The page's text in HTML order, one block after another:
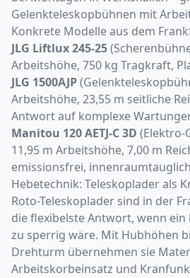
Gelenkteleskopbühnen mit
Konkrete Modelle aus dem
JLG Liftlux 245-25
Arbeitshöhe, 750 kg Tragkraft,
JLG 1500AJP
Arbeitshöhe, 23,55 m seitliche
Antwort auf komplexe
Manitou 120 AETJ-C 3D (Elektro-
11,95 m Arbeitshöhe, 7,00 m
emissionsfrei,
Hebetechnik: Teleskoplader als
Roto-Teleskoplader sind in der
die flexibelste Antwort, wenn
zu sperrig wäre. Mit Hubhöhen
Drehturm übernehmen sie
Arbeitskorbeinsatz und